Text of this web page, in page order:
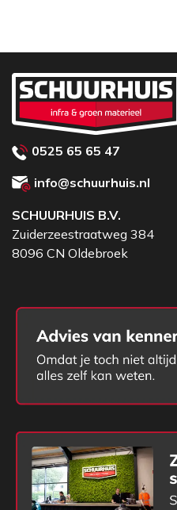
0525 65 65 47
info@schuurhuis.nl
SCHUURHUIS B.V.
Zuiderzeestraatweg 384
8096 CN Oldebroek